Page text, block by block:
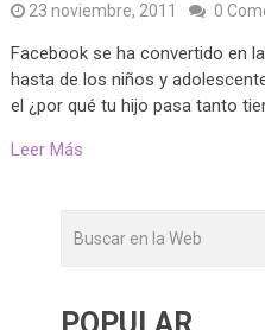
23 noviembre, 2011 0
Facebook se ha convertido en
hasta de los niños y
el ¿por qué tu hijo pasa tanto
Leer Más